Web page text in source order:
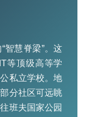
智慧脊梁”。这
等顶级高等学
私立学校。地
分社区可远眺
班夫国家公园